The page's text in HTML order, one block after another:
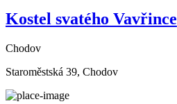
Kostel svatého Vavřince
Chodov
Staroměstská 39, Chodov